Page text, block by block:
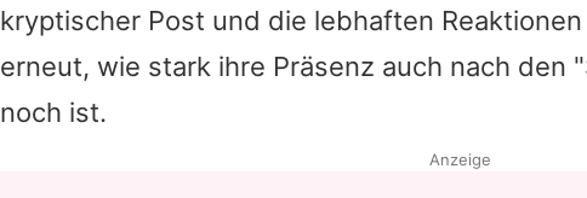
kryptischer Post und die lebhaften
erneut, wie stark ihre Präsenz auch nach den "
noch ist.
Anzeige